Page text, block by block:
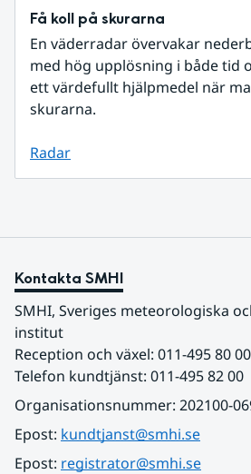
Få koll på skurarna
En väderradar övervakar
med hög upplösning i både tid
ett värdefullt hjälpmedel när
skurarna.
Radar
Kontakta SMHI
SMHI, Sveriges meteorologiska
institut
Reception och växel: 011-495 80 00
Telefon kundtjänst: 011-495 82 00
Organisationsnummer: 202100-
Epost: kundtjanst@smhi.se
Epost: registrator@smhi.se